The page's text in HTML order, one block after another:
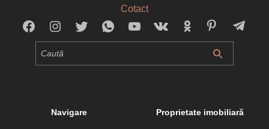
Cotact
Navigare Proprietate imobiliară